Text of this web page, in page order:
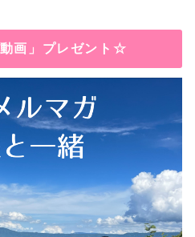
画」プレゼント☆